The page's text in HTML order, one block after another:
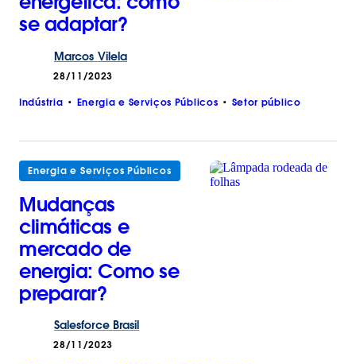
se adaptar?
Marcos Vilela
28/11/2023
Indústria Energia e Serviços Públicos Setor público
Energia e Serviços Públicos
Mudanças
climáticas e
mercado de
energia: Como se
preparar?
Salesforce Brasil
28/11/2023